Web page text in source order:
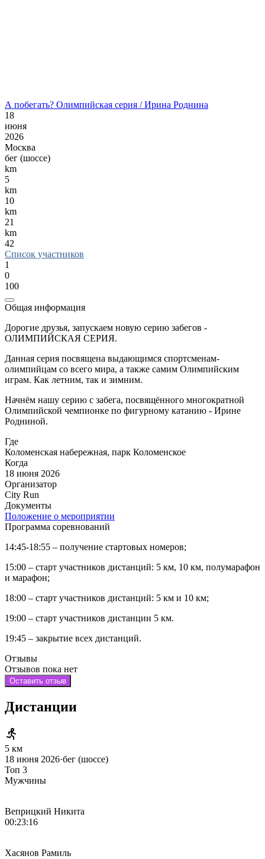
А побегать? Олимпийская серия / Ирина Роднина
18
июня
2026
Москва
бег (шоссе)
km
5
km
10
km
21
km
42
Список участников
1
0
100
Общая информация
Дорогие друзья, запускаем новую серию забегов -
ОЛИМПИЙСКАЯ СЕРИЯ.
Данная серия посвящена выдающимся спортсменам-
олимпийцам со всего мира, а также самим Олимпийским
играм. Как летним, так и зимним.
Начнём нашу серию с забега, посвящённого многократной
Олимпийской чемпионке по фигурному катанию - Ирине
Родниной.
Где
Коломенская набережная, парк Коломенское
Когда
18 июня 2026
Организатор
City Run
Документы
Положение о мероприятии
Программа соревнований
14:45-18:55 – получение стартовых номеров;
15:00 – старт участников дистанций: 5 км, 10 км, полумарафон
и марафон;
18:00 – старт участников дистанций: 5 км и 10 км;
19:00 – старт участников дистанции 5 км.
19:45 – закрытие всех дистанций.
Отзывы
Отзывов пока нет
Оставить отзыв
Дистанции
5 км
18 июня 2026·бег (шоссе)
Топ 3
Мужчины
Веприцкий Никита
00:23:16
Хасянов Рамиль